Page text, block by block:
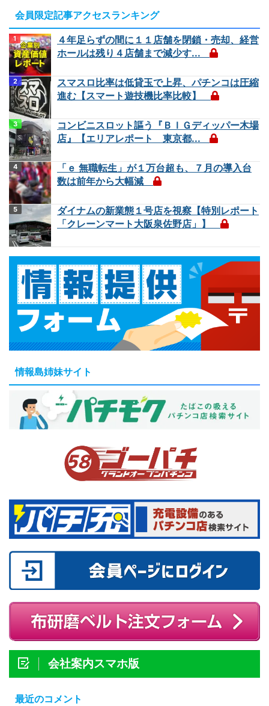
会員限定記事アクセスランキング
４年足らずの間に１１店舗を閉鎖・売却、経営
ホールは残り４店舗まで減少す...
スマスロ比率は低貸玉で上昇、パチンコは圧縮
進む【スマート遊技機比率比較】
コンビニスロット謳う『ＢＩＧディッパー木場
店』【エリアレポート 東京都...
「ｅ 無職転生」が１万台超も、７月の導入台
数は前年から大幅減
ダイナムの新業態１号店を視察【特別レポート
「クレーンマート大阪泉佐野店」】
情報島姉妹サイト
会社案内スマホ版
最近のコメント